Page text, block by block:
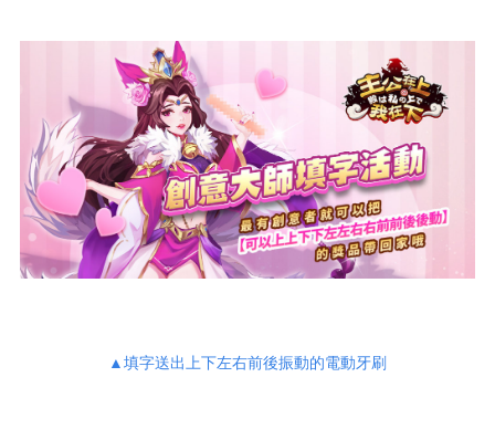
▲填字送出上下左右前後振動的電動牙刷